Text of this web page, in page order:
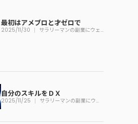
最初はアメブロと才ゼロで
2025/11/30 サラリーマンの副業にウェ
ブサイト作りは必須
自分のスキルをＤＸ
2025/11/25 サラリーマンの副業にウェ
ブサイト作りは必須